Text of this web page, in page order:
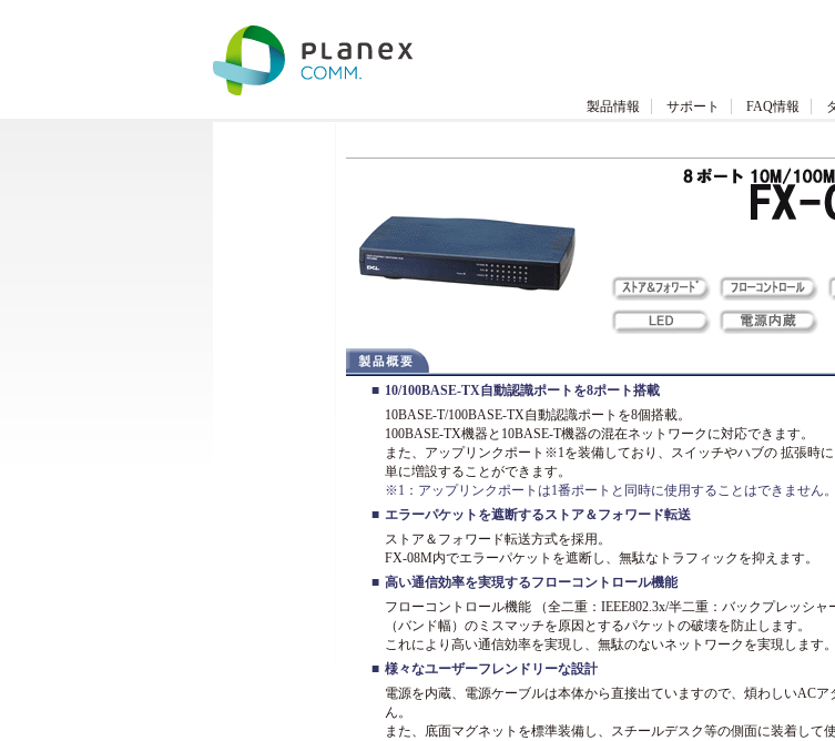
製品情報 サポート FAQ情報
■ 10/100BASE-TX自動認識ポートを8ポート搭載
10BASE-T/100BASE-TX自動認識ポートを8個搭載。
100BASE-TX機器と10BASE-T機器の混在ネットワークに対応できます。
また、アップリンクポート※1を装備しており、スイッチやハブの 拡張時
単に増設することができます。
※1：アップリンクポートは1番ポートと同時に使用することはできません。
■ エラーパケットを遮断するストア＆フォワード転送
ストア＆フォワード転送方式を採用。
FX-08M内でエラーパケットを遮断し、無駄なトラフィックを抑えます。
■ 高い通信効率を実現するフローコントロール機能
フローコントロール機能 （全二重：IEEE802.3x/半二重：バックプレッシ
（バンド幅）のミスマッチを原因とするパケットの破壊を防止します。
これにより高い通信効率を実現し、無駄のないネットワークを実現します。
■ 様々なユーザーフレンドリーな設計
電源を内蔵、電源ケーブルは本体から直接出ていますので、煩わしいAC
ん。
また、底面マグネットを標準装備し、スチールデスク等の側面に装着して